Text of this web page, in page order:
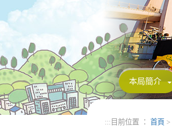
本局簡介
::: 目前位置 ： 首頁 >